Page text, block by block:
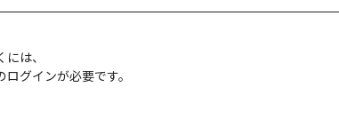
は、
ログインが必要です。